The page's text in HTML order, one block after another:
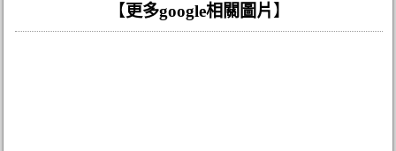
【更多google相關圖片】